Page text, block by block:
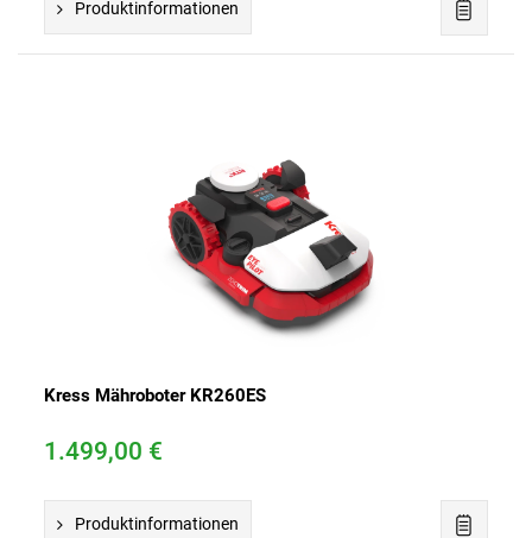
Produktinformationen
Kress Mähroboter KR260ES
1.499,00 €
Produktinformationen